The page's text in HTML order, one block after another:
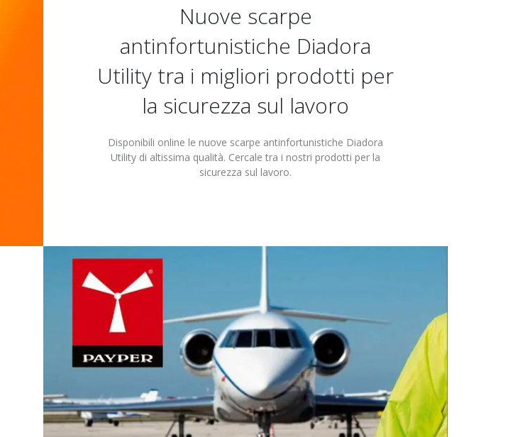
Nuove scarpe
antinfortunistiche Diadora
Utility tra i migliori prodotti per
la sicurezza sul lavoro
Disponibili online le nuove scarpe antinfortunistiche Diadora
Utility di altissima qualità. Cercale tra i nostri prodotti per la
sicurezza sul lavoro.